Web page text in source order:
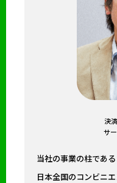
決
サ
当社の事業の柱であ
日本全国のコンビニ